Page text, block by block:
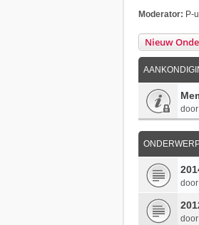
Moderator: P-
Nieuw
door
door
door